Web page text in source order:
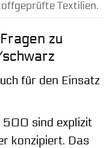
Textilien.
zu
für den Einsatz
500 sind explizit
konzipiert. Das